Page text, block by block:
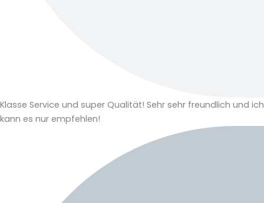
Klasse Service und super Qualität! Sehr sehr freundlich und ich
kann es nur empfehlen!